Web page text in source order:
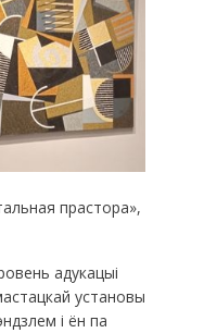
прастора»,
адукацыі
установы
і ён па